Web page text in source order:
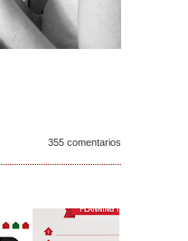
355 comentarios